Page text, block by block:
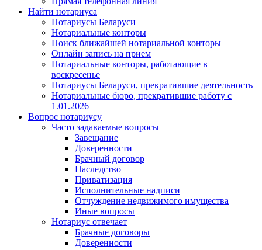
Найти нотариуса
Нотариусы Беларуси
Нотариальные конторы
Поиск ближайшей нотариальной конторы
Онлайн запись на прием
Нотариальные конторы, работающие в
воскресенье
Нотариусы Беларуси, прекратившие деятельность
Нотариальные бюро, прекратившие работу с
1.01.2026
Вопрос нотариусу
Часто задаваемые вопросы
Завещание
Доверенности
Брачный договор
Наследство
Приватизация
Исполнительные надписи
Отчуждение недвижимого имущества
Иные вопросы
Нотариус отвечает
Брачные договоры
Доверенности